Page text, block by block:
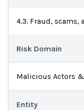
4.3. Fraud,
Risk Domain
Malicious Actors
Entity